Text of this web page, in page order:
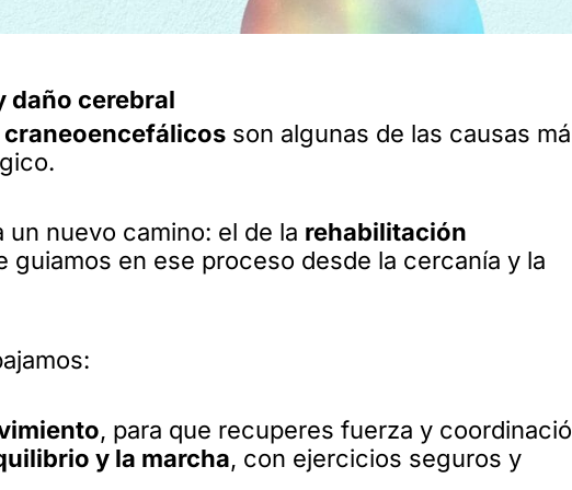
daño cerebral
son algunas de las causas
un nuevo camino: el de la rehabilitación
guiamos en ese proceso desde la cercanía y la
, para que recuperes fuerza y
y la marcha, con ejercicios seguros y